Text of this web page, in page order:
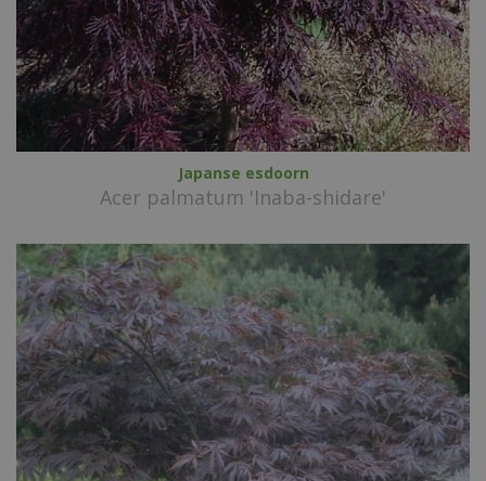
Japanse esdoorn
Acer palmatum 'Inaba-shidare'